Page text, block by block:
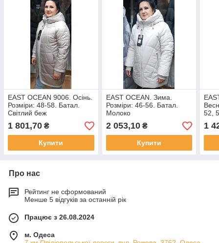
EAST OCEAN 9006. Осінь.
Розміри: 48-58. Батал.
Світлий беж
1 801,70 ₴
Купити
EAST OCEAN. Зима.
Розміри: 46-56. Батал.
Молоко
2 053,10₴
Купити
52,
1
Про нас
Рейтинг не сформований
Менше 5 відгуків за останній рік
Працює з 26.08.2024
м. Одеса